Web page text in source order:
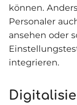
können.
Personaler
ansehen oder
integrieren.